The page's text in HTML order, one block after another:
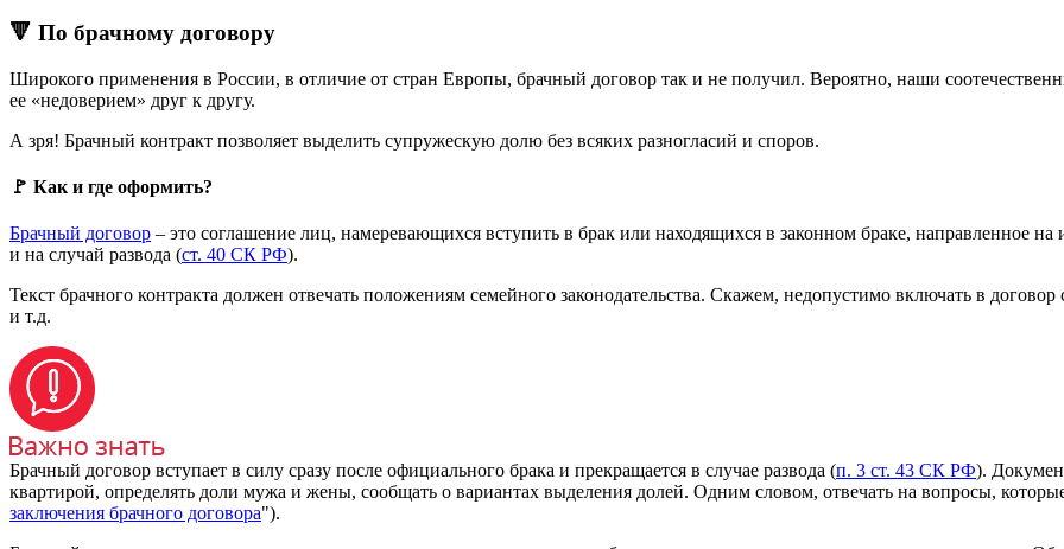
🔻 По брачному договору
Широкого применения в России, в отличие от стран Европы, брачный договор так и не получил. Вероятно, наши
ее «недоверием» друг к другу.
А зря! Брачный контракт позволяет выделить супружескую долю без всяких разногласий и споров.
🚩 Как и где оформить?
Брачный договор – это соглашение лиц, намеревающихся вступить в брак или находящихся в законном браке, направленное
и на случай развода (ст. 40 СК РФ).
Текст брачного контракта должен отвечать положениям семейного законодательства. Скажем, недопустимо включать в
и т.д.
Брачный договор вступает в силу сразу после официального брака и прекращается в случае развода (п. 3 ст. 43 СК РФ).
квартирой, определять доли мужа и жены, сообщать о вариантах выделения долей. Одним словом, отвечать на вопросы,
заключения брачного договора").